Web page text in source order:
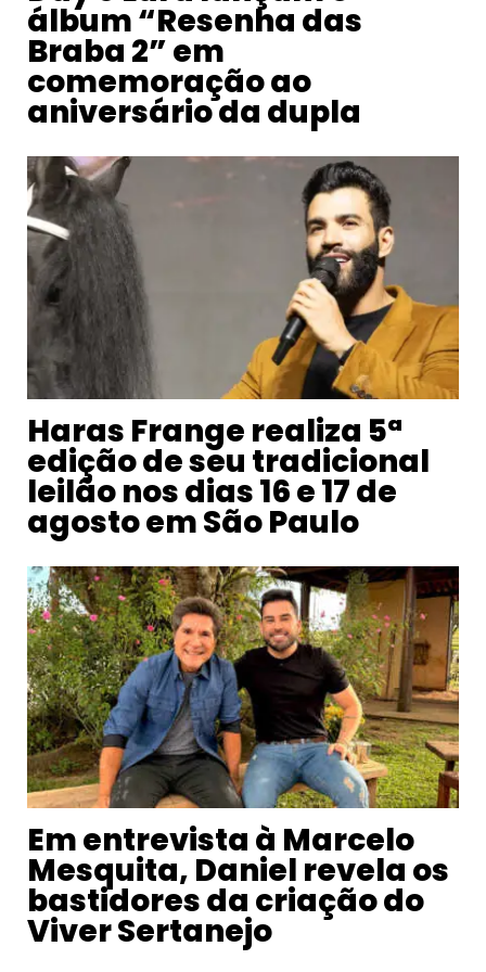
álbum “Resenha das
Braba 2” em
comemoração ao
aniversário da dupla
Haras Frange realiza 5ª
edição de seu tradicional
leilão nos dias 16 e 17 de
agosto em São Paulo
Em entrevista à Marcelo
Mesquita, Daniel revela os
bastidores da criação do
Viver Sertanejo